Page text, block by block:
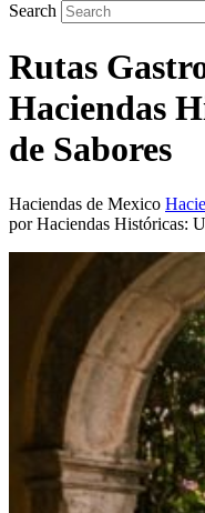
Search
Rutas
Haciendas
de Sabores
Haciendas de Mexico
por Haciendas Históricas: